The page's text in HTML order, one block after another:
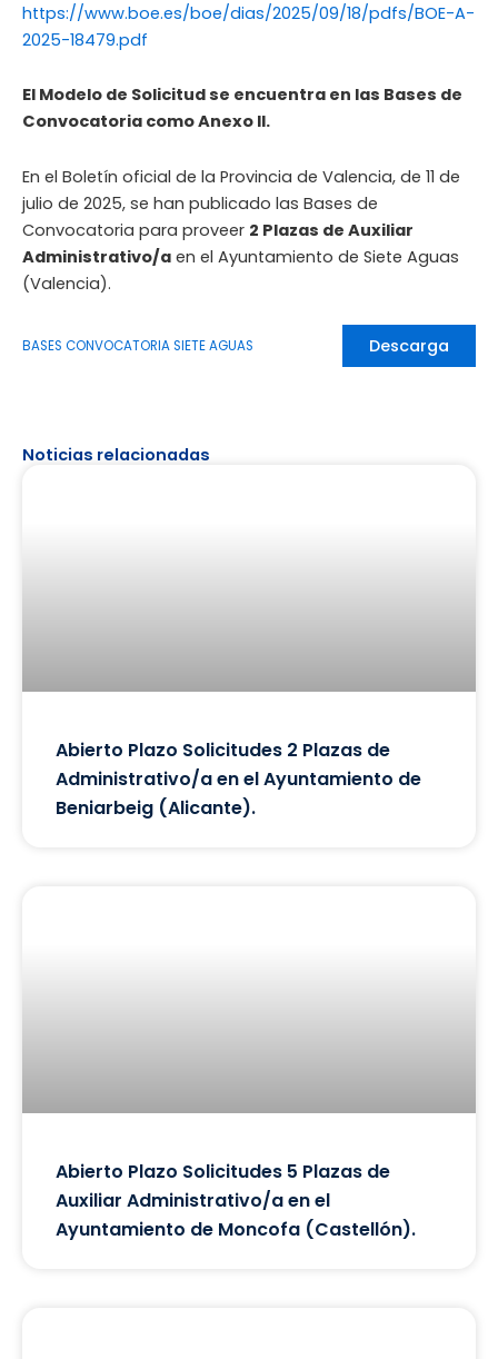
https://www.boe.es/boe/dias/2025/09/18/pdfs/BOE-A-
2025-18479.pdf
El Modelo de Solicitud se encuentra en las Bases de
Convocatoria como Anexo II.
En el Boletín oficial de la Provincia de Valencia, de 11 de
julio de 2025, se han publicado las Bases de
Convocatoria para proveer 2 Plazas de Auxiliar
Administrativo/a en el Ayuntamiento de Siete Aguas
(Valencia).
BASES CONVOCATORIA SIETE AGUAS Descarga
Noticias relacionadas
Abierto Plazo Solicitudes 2 Plazas de
Administrativo/a en el Ayuntamiento de
Beniarbeig (Alicante).
Abierto Plazo Solicitudes 5 Plazas de
Auxiliar Administrativo/a en el
Ayuntamiento de Moncofa (Castellón).